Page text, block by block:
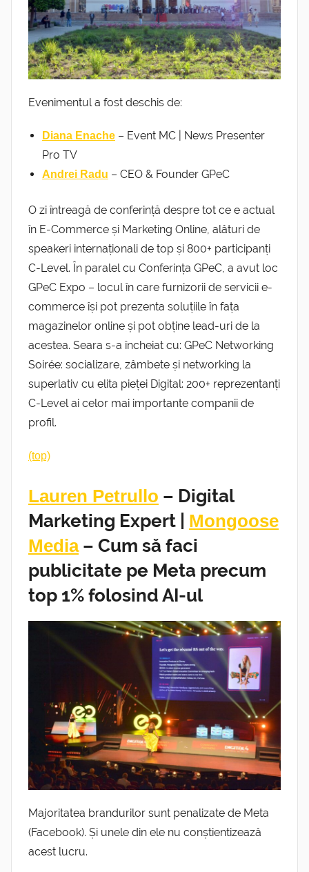
Evenimentul a fost deschis de:
Diana Enache – Event MC | News Presenter
Pro TV
Andrei Radu – CEO & Founder GPeC
O zi întreagă de conferință despre tot ce e actual
în E-Commerce și Marketing Online, alături de
speakeri internaționali de top și 800+ participanți
C-Level. În paralel cu Conferința GPeC, a avut loc
GPeC Expo – locul în care furnizorii de servicii e-
commerce își pot prezenta soluțiile în fața
magazinelor online și pot obține lead-uri de la
acestea. Seara s-a încheiat cu: GPeC Networking
Soirée: socializare, zâmbete și networking la
superlativ cu elita pieței Digital: 200+ reprezentanți
C-Level ai celor mai importante companii de
profil.
(top)
Lauren Petrullo – Digital
Marketing Expert | Mongoose
Media– Cum să faci
publicitate pe Meta precum
top 1% folosind AI-ul
Majoritatea brandurilor sunt penalizate de Meta
(Facebook). Și unele din ele nu conștientizează
acest lucru.